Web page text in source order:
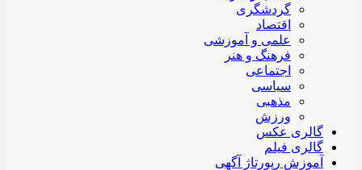
گردشگری
اقتصاد
علمی و آموزشی
فرهنگ و هنر
اجتماعی
سیاسی
مذهبی
ورزش
گالری عکس
گالری فیلم
آموزش رپورتاژ آگهی